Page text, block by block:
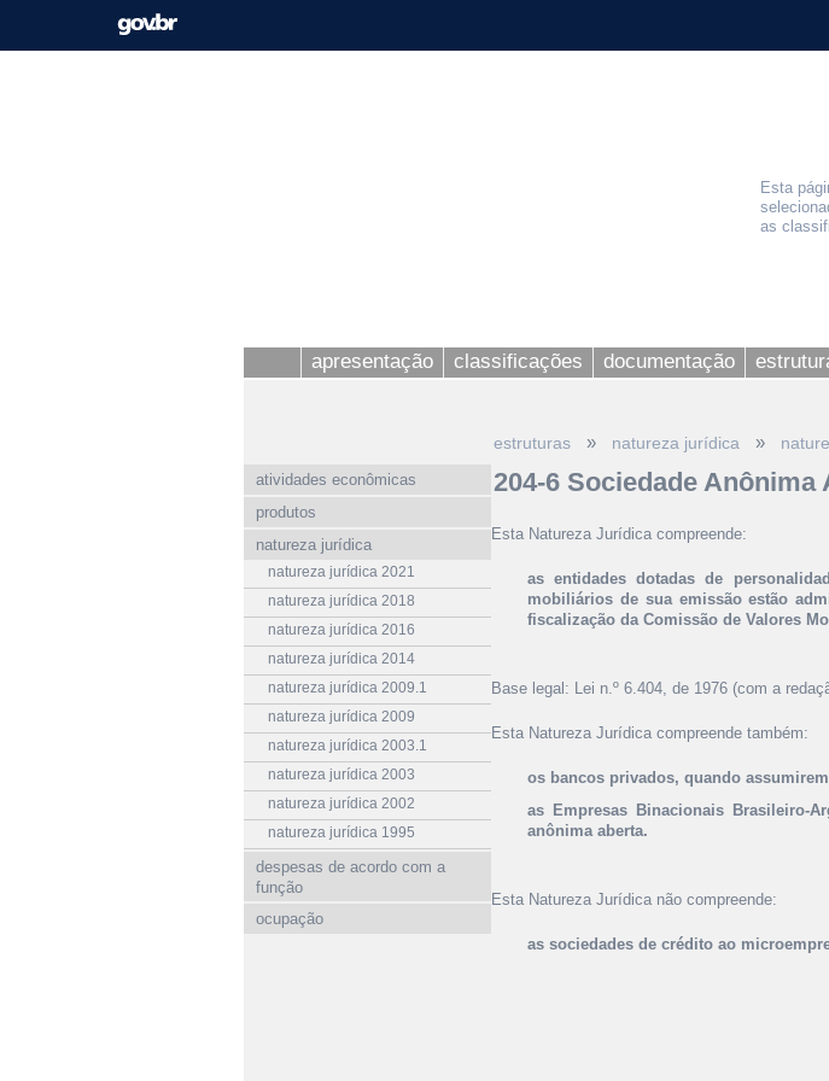
Esta
as
apresentação classificações documentação
atividades econômicas
produtos
natureza jurídica
natureza jurídica 2021
natureza jurídica 2018
natureza jurídica 2016
natureza jurídica 2014
natureza jurídica 2009.1
natureza jurídica 2009
natureza jurídica 2003.1
natureza jurídica 2003
natureza jurídica 2002
natureza jurídica 1995
despesas de acordo com a
função
ocupação
estruturas » natureza jurídica »
204-6 Sociedade Anônima
Esta Natureza Jurídica compreende:
as entidades dotadas de
mobiliários de sua emissão estão
fiscalização da Comissão de Valores
Base legal: Lei n.º 6.404, de 1976 (com a
Esta Natureza Jurídica compreende também:
os bancos privados, quando
as Empresas Binacionais Brasileiro-
anônima aberta.
Esta Natureza Jurídica não compreende:
as sociedades de crédito ao